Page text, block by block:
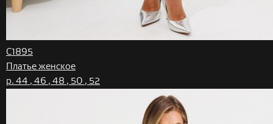
C1895
Платье женское
р. 44 , 46 , 48 , 50 , 52